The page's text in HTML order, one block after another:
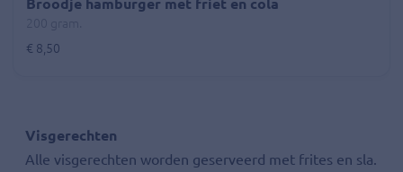
Broodje hamburger met friet en cola
€ 8,50
Visgerechten
Alle visgerechten worden geserveerd met frites en sla.